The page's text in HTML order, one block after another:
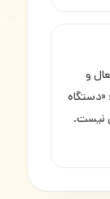
و
«دستگاه
نیست.